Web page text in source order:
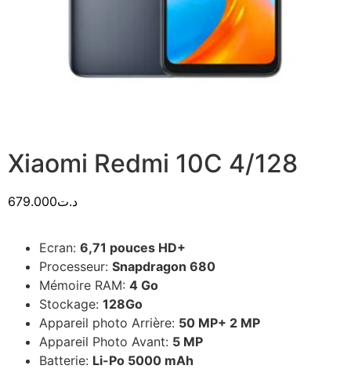
Xiaomi Redmi 10C 4/128
د.ت679.000
Ecran: 6,71 pouces HD+
Processeur: Snapdragon 680
Mémoire RAM: 4 Go
Stockage: 128Go
Appareil photo Arrière: 50 MP+ 2 MP
Appareil Photo Avant: 5 MP
Batterie: Li-Po 5000 mAh